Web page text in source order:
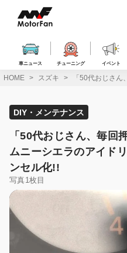
ス
車ニュース チューニング イベント
HOME スズキ 「50代おじさ
DIY・メンテナンス
「50代おじさん、毎回
ムニーシエラのアイド
ンセル化!!
写真1枚目